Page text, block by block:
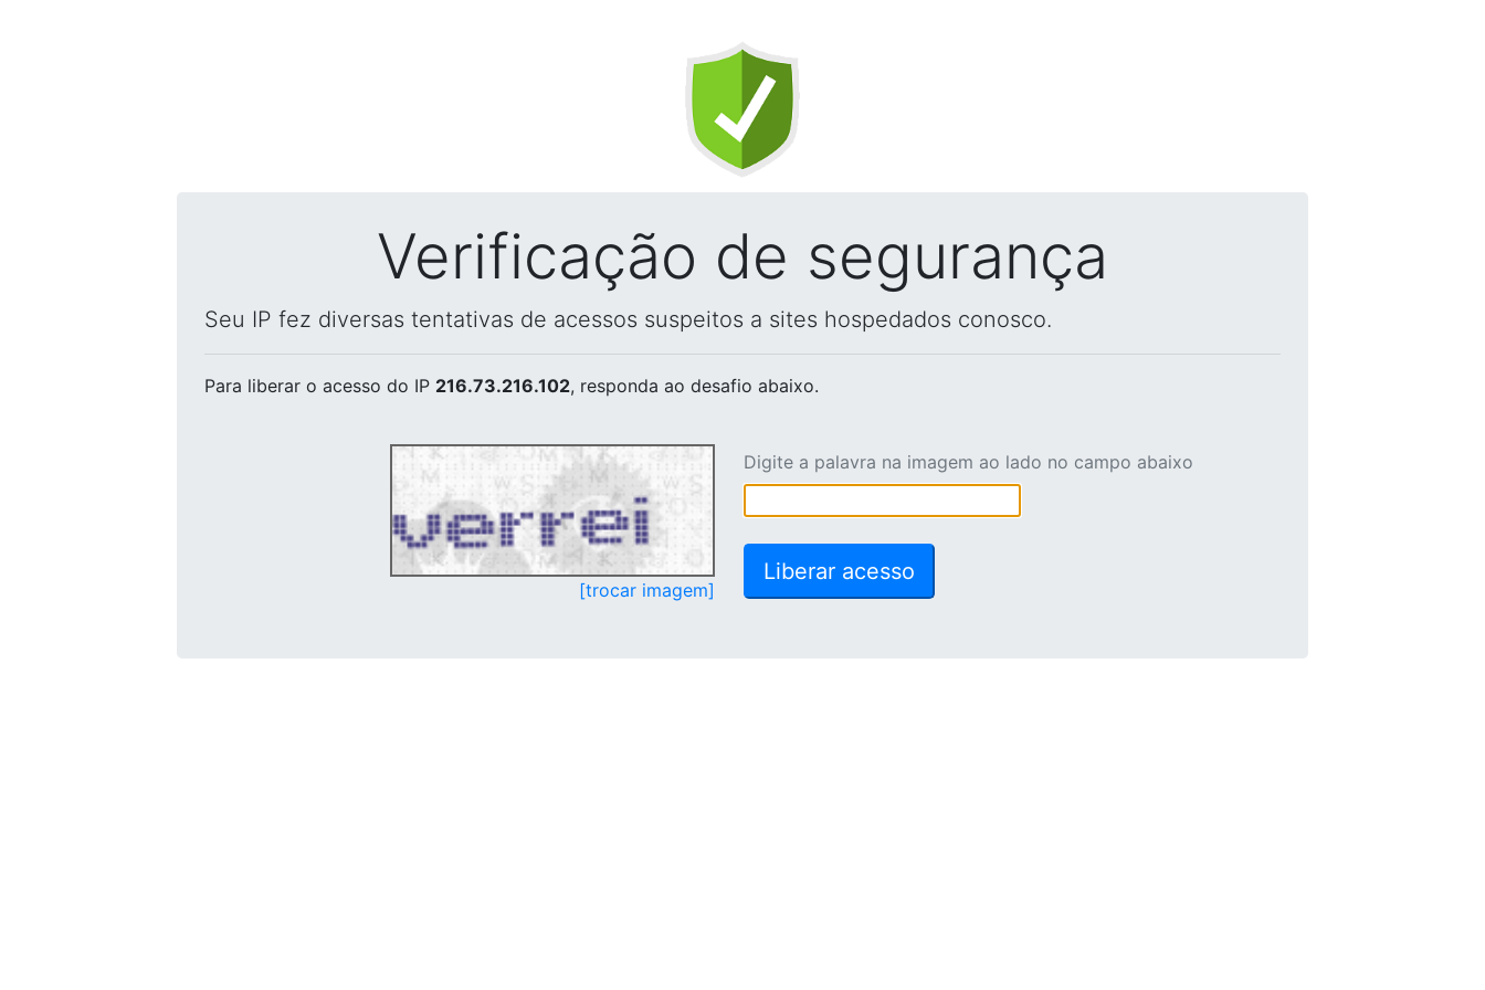
Verificação de segurança
Seu IP fez diversas tentativas de acessos suspeitos a sites hospedados conosco.
Para liberar o acesso do IP 216.73.216.102, responda ao desafio abaixo.
[trocar imagem]
Digite a palavra na imagem ao lado no campo abaixo